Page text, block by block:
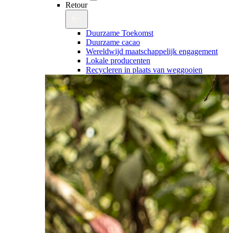
Retour
Duurzame Toekomst
Duurzame cacao
Wereldwijd maatschappelijk engagement
Lokale producenten
Recycleren in plaats van weggooien